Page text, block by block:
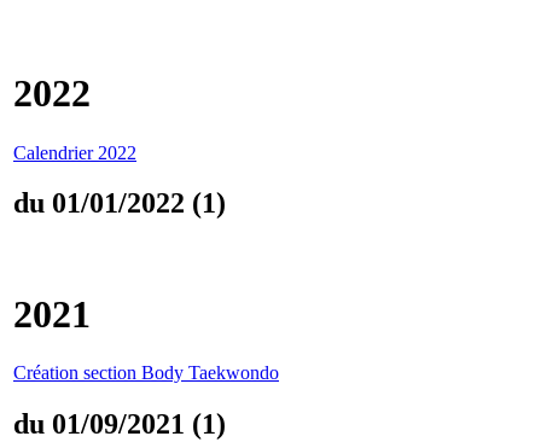
2022
Calendrier 2022
du 01/01/2022 (1)
2021
Création section Body Taekwondo
du 01/09/2021 (1)